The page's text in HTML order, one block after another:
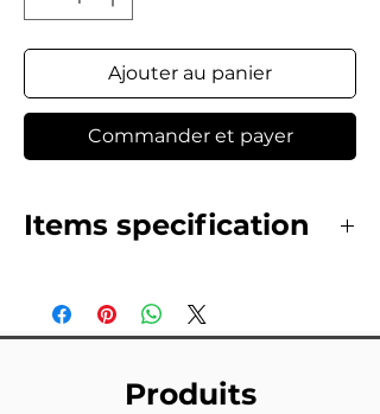
Ajouter au panier
Commander et payer
Items specification
Produits